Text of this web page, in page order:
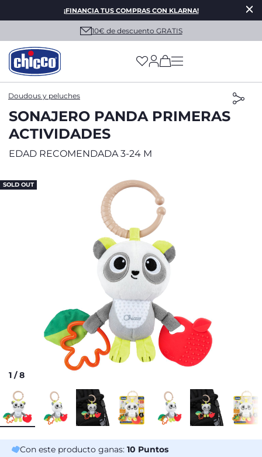
¡FINANCIA TUS COMPRAS CON KLARNA!
10€ de descuento GRATIS
(has more options
Doudous y peluches
SONAJERO PANDA PRIMERAS
ACTIVIDADES
EDAD RECOMENDADA 3-24 M
SOLD OUT
1 /8
Con este producto ganas: 10 Puntos